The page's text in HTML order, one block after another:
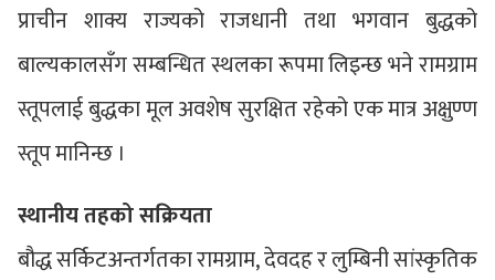
प्राचीन शाक्य राज्यको राजधानी तथा भगवान बुद्धको
बाल्यकालसँग सम्बन्धित स्थलका रूपमा लिइन्छ भने रामग्राम
स्तूपलाई बुद्धका मूल अवशेष सुरक्षित रहेको एक मात्र अक्षुण्ण
स्तूप मानिन्छ ।
स्थानीय तहको सक्रियता
बौद्ध सर्किटअन्तर्गतका रामग्राम, देवदह र लुम्बिनी सांस्कृतिक